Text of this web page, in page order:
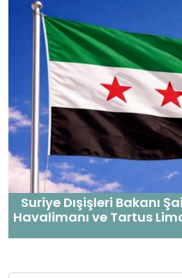
Suriye Dışişleri Bakanı
Havalimanı ve Tartus